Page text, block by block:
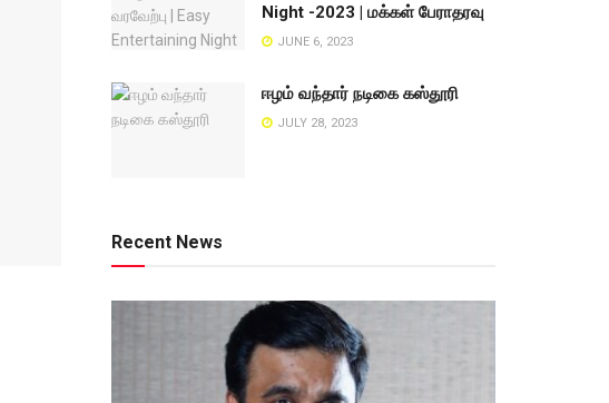
Night -2023 | மக்கள் பேராதரவு
JUNE 6, 2023
ஈழம் வந்தார் நடிகை கஸ்தூரி
JULY 28, 2023
Recent News